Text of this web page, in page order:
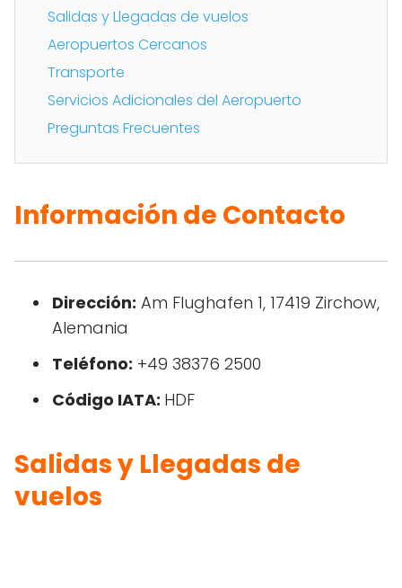
Salidas y Llegadas de vuelos
Aeropuertos Cercanos
Transporte
Servicios Adicionales del Aeropuerto
Preguntas Frecuentes
Información de Contacto
Dirección: Am Flughafen 1, 17419 Zirchow,
Alemania
Teléfono: +49 38376 2500
Código IATA: HDF
Salidas y Llegadas de
vuelos